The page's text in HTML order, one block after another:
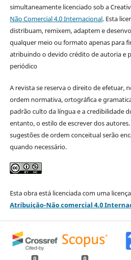
simultaneamente licenciado sob a
Não Comercial 4.0 Internacional. Esta
distribuam, remixem, adaptem e
qualquer meio ou formato apenas para
atribuindo o devido crédito de autoria e
periódico
A revista se reserva o direito de efetuar,
ordem normativa, ortográfica e
padrão culto da língua e a credibilidade
entanto, o estilo de escrever dos
sugestões de ordem conceitual serão
quando necessário.
Esta obra está licenciada com uma licença
Atribuição-Não comercial 4.0